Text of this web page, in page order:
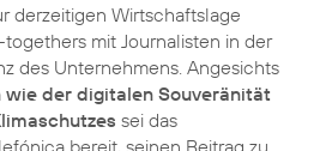
derzeitigen Wirtschaftslage
mit Journalisten in der
des Unternehmens. Angesichts
wie der digitalen Souveränität
sei das
bereit, seinen Beitrag zu